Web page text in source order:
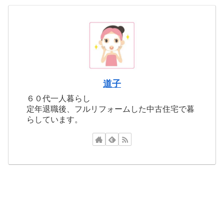
道子
６０代一人暮らし
定年退職後、フルリフォームした中古住宅で暮
らしています。